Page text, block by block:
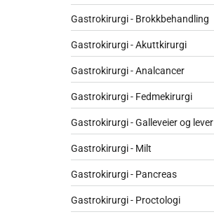
Gastrokirurgi - Brokkbehandling
Gastrokirurgi - Akuttkirurgi
Gastrokirurgi - Analcancer
Gastrokirurgi - Fedmekirurgi
Gastrokirurgi - Galleveier og lever
Gastrokirurgi - Milt
Gastrokirurgi - Pancreas
Gastrokirurgi - Proctologi